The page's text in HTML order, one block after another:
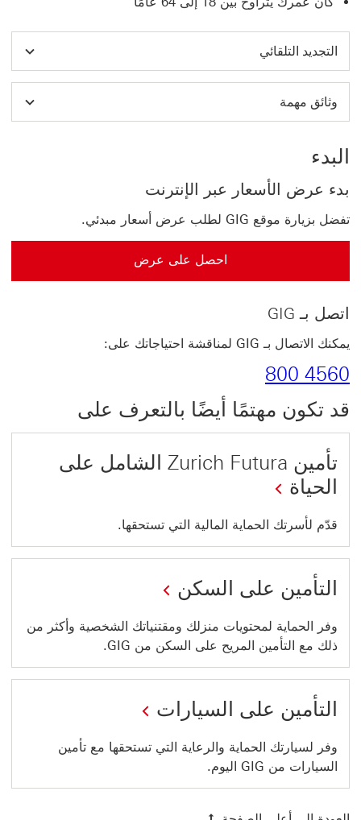
التجديد التلقائي
وثائق مهمة
البدء
بدء عرض الأسعار عبر الإنترنت
تفضل بزيارة موقع GIG لطلب عرض أسعار مبدئي.
احصل على عرض
اتصل بـ GIG
يمكنك الاتصال بـ GIG لمناقشة احتياجاتك على:
800 4560
قد تكون مهتمًا أيضًا بالتعرف على
تأمين Zurich Futura الشامل على
الحياة
قدّم لأسرتك الحماية المالية التي تستحقها.
التأمين على السكن
وفر الحماية لمحتويات منزلك ومقتنياتك الشخصية وأكثر من
ذلك مع التأمين المريح على السكن من GIG.
التأمين على السيارات
وفر لسيارتك الحماية والرعاية التي تستحقها مع تأمين
السيارات من GIG اليوم‏‎.